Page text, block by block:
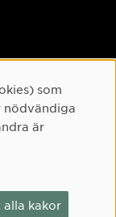
som
nödvändiga
är
alla kakor